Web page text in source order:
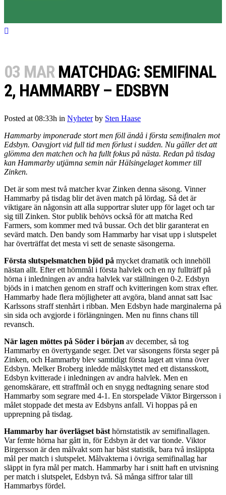
03 MAR MATCHDAG: SEMIFINAL
2, HAMMARBY – EDSBYN
Posted at 08:33h in Nyheter by Sten Haase
Hammarby imponerade stort men föll ändå i första semifinalen mot
Edsbyn. Oavgjort vid full tid men förlust i sudden. Nu gäller det att
glömma den matchen och ha fullt fokus på nästa. Redan på tisdag
kan Hammarby utjämna semin när Hälsingelaget kommer till
Zinken.
Det är som mest två matcher kvar Zinken denna säsong. Vinner
Hammarby på tisdag blir det även match på lördag. Så det är
viktigare än någonsin att alla supportrar sluter upp för laget och tar
sig till Zinken. Stor publik behövs också för att matcha Red
Farmers, som kommer med två bussar. Och det blir garanterat en
sevärd match. Den bandy som Hammarby har visat upp i slutspelet
har överträffat det mesta vi sett de senaste säsongerna.
Första slutspelsmatchen bjöd på mycket dramatik och innehöll
nästan allt. Efter ett hörnmål i första halvlek och en ny fullträff på
hörna i inledningen av andra halvlek var ställningen 0-2. Edsbyn
bjöds in i matchen genom en straff och kvitteringen kom strax efter.
Hammarby hade flera möjligheter att avgöra, bland annat satt Isac
Karlssons straff stenhårt i ribban. Men Edsbyn hade marginalerna på
sin sida och avgjorde i förlängningen. Men nu finns chans till
revansch.
När lagen möttes på Söder i början av december, så tog
Hammarby en övertygande seger. Det var säsongens första seger på
Zinken, och Hammarby blev samtidigt första laget att vinna över
Edsbyn. Melker Broberg inledde målskyttet med ett distansskott,
Edsbyn kvitterade i inledningen av andra halvlek. Men en
genomskärare, ett straffmål och en snygg nedtagning senare stod
Hammarby som segrare med 4-1. En storspelade Viktor Birgersson i
målet stoppade det mesta av Edsbyns anfall. Vi hoppas på en
upprepning på tisdag.
Hammarby har överlägset bäst hörnstatistik av semifinallagen.
Var femte hörna har gått in, för Edsbyn är det var tionde. Viktor
Birgersson är den målvakt som har bäst statistik, bara två insläppta
mål per match i slutspelet. Målvakterna i övriga semifinallag har
släppt in fyra mål per match. Hammarby har i snitt haft en utvisning
per match i slutspelet, Edsbyn två. Så många siffror talar till
Hammarbys fördel.